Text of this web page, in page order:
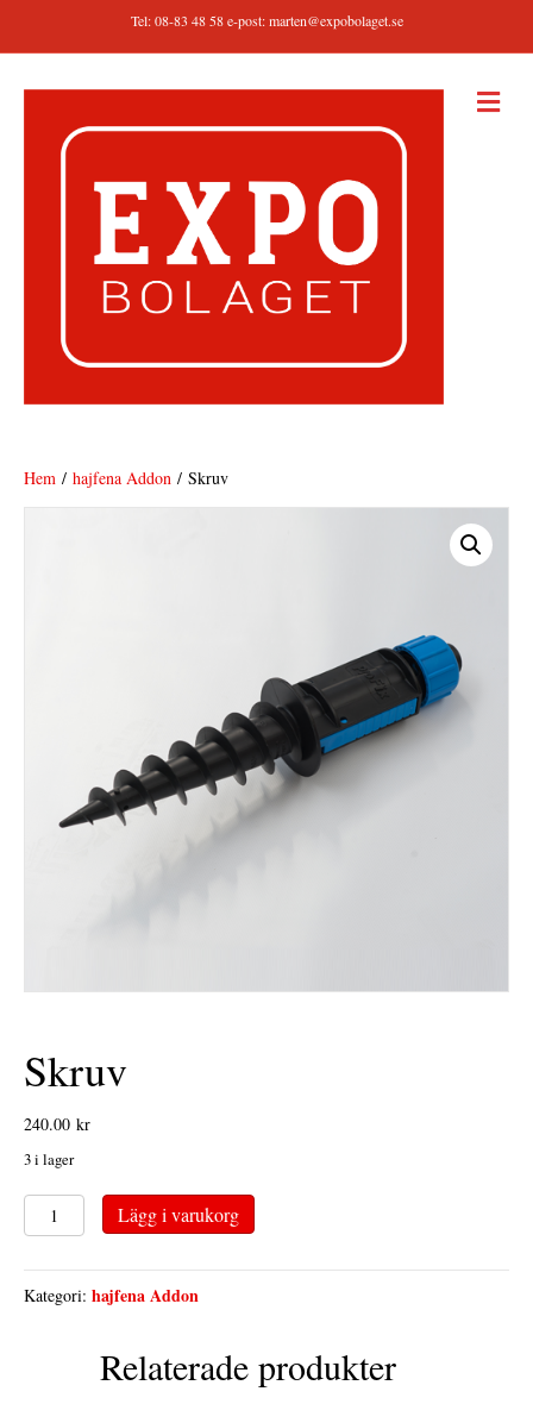
Tel: 08-83 48 58 e-post:marten@expobolaget.se
M
E
Hem / hajfena Addon / Skruv
Skruv
240.00 kr
3 i lager
Skruv
mängd
Lägg i varukorg
Kategori: hajfena Addon
Relaterade produkter